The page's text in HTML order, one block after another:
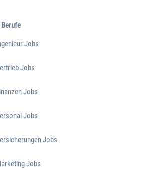
Berufe
Jobs
Jobs
Jobs
Jobs
Jobs
Jobs